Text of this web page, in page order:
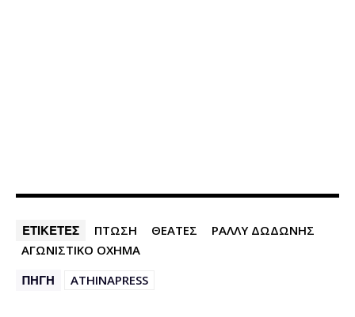
ΕΤΙΚΕΤΕΣ ΠΤΩΣΗ ΘΕΑΤΕΣ
ΡΑΛΛΥ ΔΩΔΩΝΗΣ
ΑΓΩΝΙΣΤΙΚΟ ΟΧΗΜΑ
ΠΗΓΗ ATHINAPRESS